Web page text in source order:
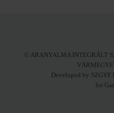
© ARANYALMA INTEGRÁLT
Developed by
for